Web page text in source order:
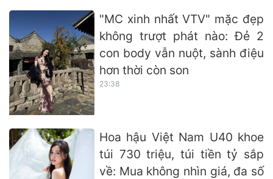
"MC xinh nhất VTV" mặc đẹp
không trượt phát nào: Đẻ 2
con body vẫn nuột, sành điệu
hơn thời còn son
23:38
Hoa hậu Việt Nam U40 khoe
túi 730 triệu, túi tiền tỷ sắp
về: Mua không nhìn giá, đa số